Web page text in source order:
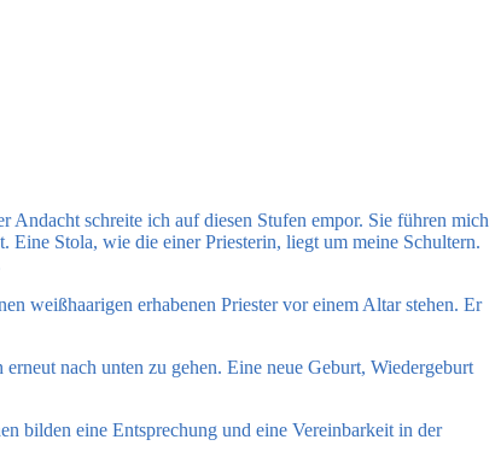
schreite ich auf diesen Stufen empor. Sie führen mich
Stola, wie die einer Priesterin, liegt um meine Schultern.
weißhaarigen erhabenen Priester vor einem Altar stehen. Er
nach unten zu gehen. Eine neue Geburt, Wiedergeburt
bilden eine Entsprechung und eine Vereinbarkeit in der